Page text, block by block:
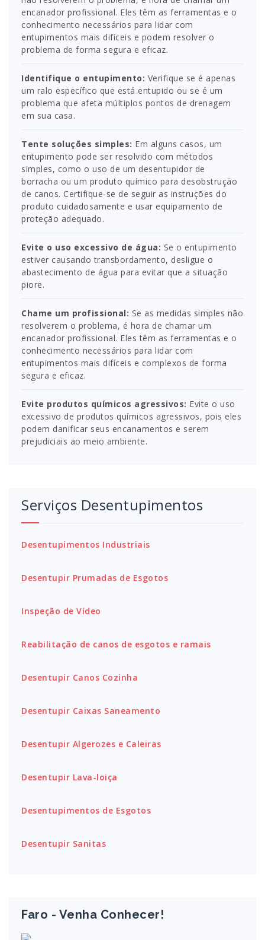
encanador profissional. Eles têm as ferramentas e o
conhecimento necessários para lidar com
entupimentos mais difíceis e podem resolver o
problema de forma segura e eficaz.
Identifique o entupimento: Verifique se é apenas
um ralo específico que está entupido ou se é um
problema que afeta múltiplos pontos de drenagem
em sua casa.
Tente soluções simples: Em alguns casos, um
entupimento pode ser resolvido com métodos
simples, como o uso de um desentupidor de
borracha ou um produto químico para desobstrução
de canos. Certifique-se de seguir as instruções do
produto cuidadosamente e usar equipamento de
proteção adequado.
Evite o uso excessivo de água: Se o entupimento
estiver causando transbordamento, desligue o
abastecimento de água para evitar que a situação
piore.
Chame um profissional: Se as medidas simples não
resolverem o problema, é hora de chamar um
encanador profissional. Eles têm as ferramentas e o
conhecimento necessários para lidar com
entupimentos mais difíceis e complexos de forma
segura e eficaz.
Evite produtos químicos agressivos: Evite o uso
excessivo de produtos químicos agressivos, pois eles
podem danificar seus encanamentos e serem
prejudiciais ao meio ambiente.
Serviços Desentupimentos
Desentupimentos Industriais
Desentupir Prumadas de Esgotos
Inspeção de Vídeo
Reabilitação de canos de esgotos e ramais
Desentupir Canos Cozinha
Desentupir Caixas Saneamento
Desentupir Algerozes e Caleiras
Desentupir Lava-loiça
Desentupimentos de Esgotos
Desentupir Sanitas
Faro - Venha Conhecer!